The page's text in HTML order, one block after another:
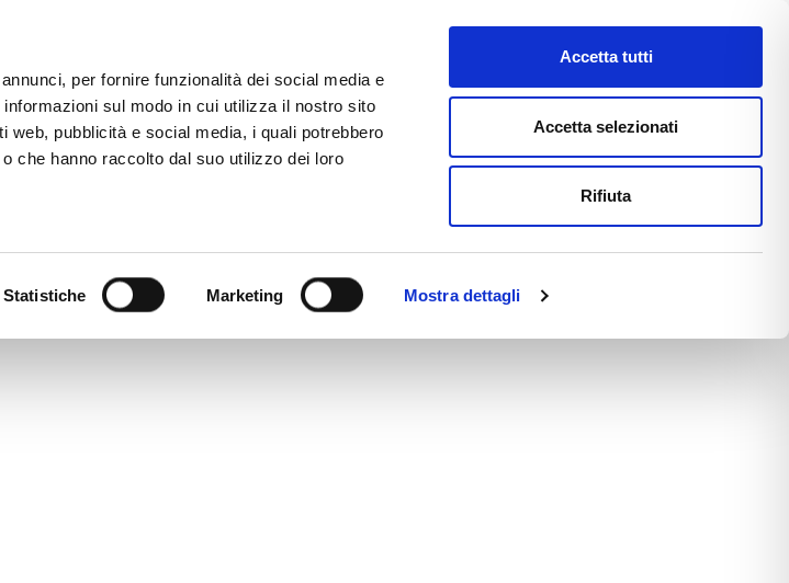
per fornire funzionalità dei social media e
sul modo in cui utilizza il nostro sito
pubblicità e social media, i quali potrebbero
che hanno raccolto dal suo utilizzo dei loro
Statistiche Marketing Mostra dettagli
Accetta tutti
Accetta selezionati
Rifiuta
DIGITAL TECALLIANCE E-COMMERCE FAST NEWS